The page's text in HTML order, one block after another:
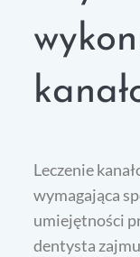
Leczenie
wymagająca
umiejętności
dentysta